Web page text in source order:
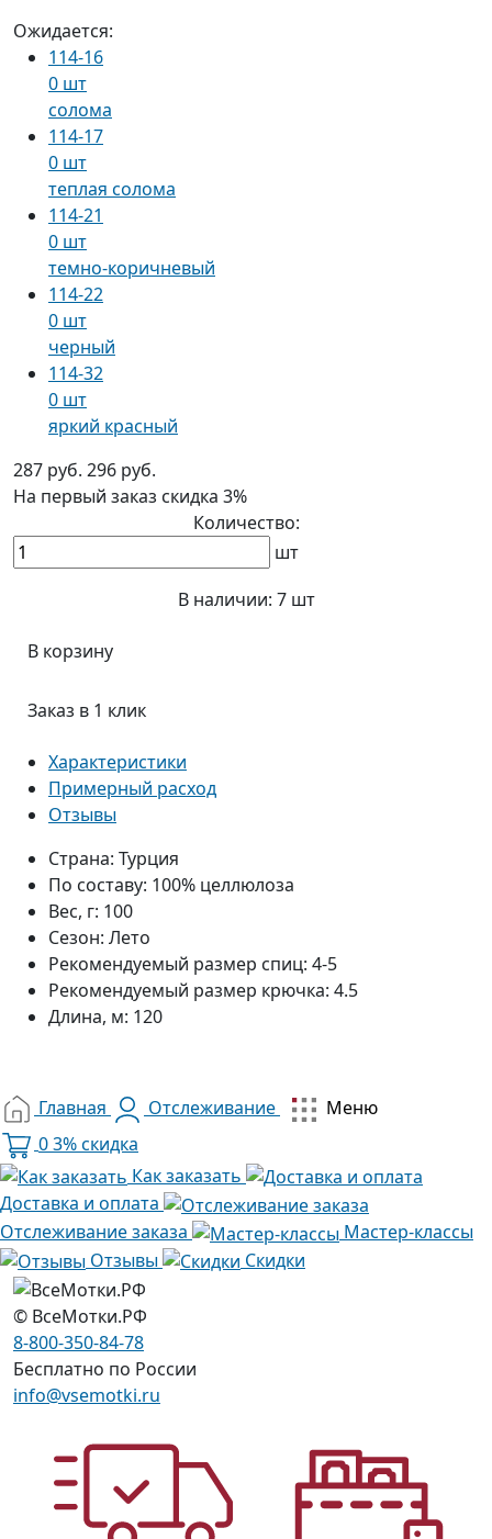
Ожидается:
114-16
0 шт
солома
114-17
0 шт
теплая солома
114-21
0 шт
темно-коричневый
114-22
0 шт
черный
114-32
0 шт
яркий красный
287 руб. 296 руб.
На первый заказ скидка 3%
Количество:
шт
В наличии: 7 шт
В корзину
Заказ в 1 клик
Характеристики
Примерный расход
Отзывы
Страна: Турция
По составу: 100% целлюлоза
Вес, г: 100
Сезон: Лето
Рекомендуемый размер спиц: 4-5
Рекомендуемый размер крючка: 4.5
Длина, м: 120
Главная Отслеживание
Меню
03% скидка
Как заказать
Доставка и оплата
Отслеживание заказа
Мастер-классы
Отзывы
Скидки
© ВсеМотки.РФ
8-800-350-84-78
Бесплатно по России
info@vsemotki.ru